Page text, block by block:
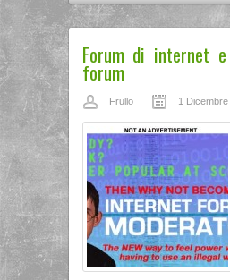
Forum di internet
forum
Frullo 1 Dicembre